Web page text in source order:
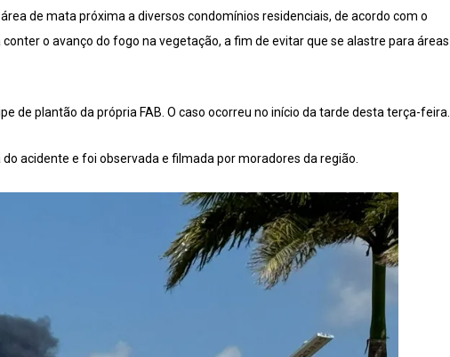
de mata próxima a diversos condomínios residenciais, de acordo com o
o avanço do fogo na vegetação, a fim de evitar que se alastre para áreas
de plantão da própria FAB. O caso ocorreu no início da tarde desta terça-feira.
acidente e foi observada e filmada por moradores da região.